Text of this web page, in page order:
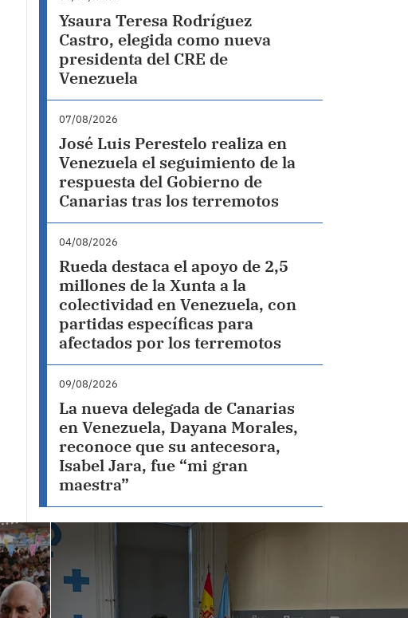
Ysaura Teresa Rodríguez
Castro, elegida como nueva
presidenta del CRE de
Venezuela
07/08/2026
José Luis Perestelo realiza en
Venezuela el seguimiento de la
respuesta del Gobierno de
Canarias tras los terremotos
04/08/2026
Rueda destaca el apoyo de 2,5
millones de la Xunta a la
colectividad en Venezuela, con
partidas específicas para
afectados por los terremotos
09/08/2026
La nueva delegada de Canarias
en Venezuela, Dayana Morales,
reconoce que su antecesora,
Isabel Jara, fue “mi gran
maestra”